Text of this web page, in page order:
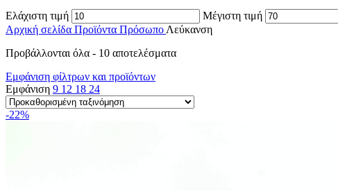
Ελάχιστη τιμή Μέγιστη τιμή
Αρχική σελίδα Προϊόντα Πρόσωπο Λεύκανση
Προβάλλονται όλα - 10 αποτελέσματα
Εμφάνιση φίλτρων και προϊόντων
Εμφάνιση 9 12 18 24
-22%